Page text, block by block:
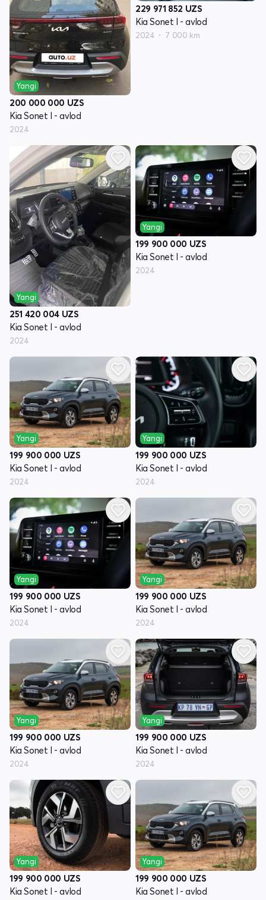
Yangi
200 000 000 UZS
Kia Sonet I - avlod
2024
229 971 852 UZS
Kia Sonet I - avlod
2024 7 000 km
Yangi
251 420 004 UZS
Kia Sonet I - avlod
2024
Yangi
199 900 000 UZS
Kia Sonet I - avlod
2024
Yangi
199 900 000 UZS
Kia Sonet I - avlod
2024
Yangi
199 900 000 UZS
Kia Sonet I - avlod
2024
Yangi
199 900 000 UZS
Kia Sonet I - avlod
2024
Yangi
199 900 000 UZS
Kia Sonet I - avlod
2024
Yangi
199 900 000 UZS
Kia Sonet I - avlod
2024
Yangi
199 900 000 UZS
Kia Sonet I - avlod
2024
Yangi
199 900 000 UZS
Kia Sonet I - avlod
Yangi
199 900 000 UZS
Kia Sonet I - avlod